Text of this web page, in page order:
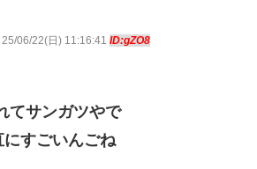
25/06/22(日) 11:16:41 ID:gZO8
てサンガツやで
すごいんごね